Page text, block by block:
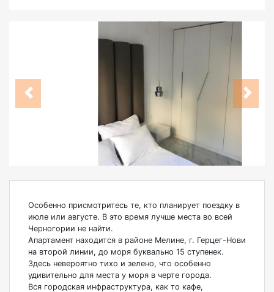
Особенно присмотритесь те, кто планирует поездку в
июле или августе. В это время лучше места во всей
Черногории не найти.
Апартамент находится в районе Мелине, г. Герцег-Нови
на второй линии, до моря буквально 15 ступенек.
Здесь невероятно тихо и зелено, что особенно
удивительно для места у моря в черте города.
Вся городская инфраструктура, как то кафе,